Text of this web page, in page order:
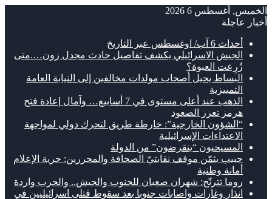
الخميس, أغسطس 6 2026
أخبار عاجلة
أحداث 6 آب/ اوغسطس عبر التاريخ
الجيش الاسرائيلي يكشف تفاصيل حادث مجدل زون….متى
زُرِعت العبوة؟
البساط يحيل أصحاب مولدات مخالفين إلى النيابة العامة
التمييزية
الذهب عند أعلى مستوى في 7 أسابيع… وآمال إعادة فتح
هرمز تعزز الصعود
“الشؤون الخارجية”: خارطة طريق لتحرك دولي لمواجهة
الاعتداءات الإسرائيلية
المسيحيون “ينقرضون” من الدولة
حبيب يثمّن موقف نقابتيّ الصحافة والمحررين: حرية الإعلام
أمانة وطنية
روما تترنّح: شهران صعبان للجنوب والجيش.. والحرب واردة
انذار وغارات واصابات جنوبا بعد سقوط قتلى اسرائيليين في